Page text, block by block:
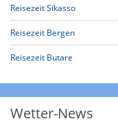
Reisezeit Sikasso
Reisezeit Bergen
Reisezeit Butare
Wetter-News